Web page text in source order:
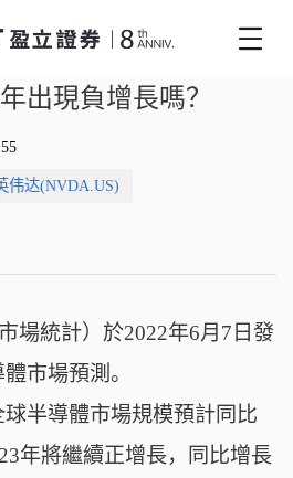
出現負增長嗎？
伟达(NVDA.US)
場統計）於2022年6月7日發
市場預測。
半導體市場規模預計同比
年將繼續正增長，同比增長